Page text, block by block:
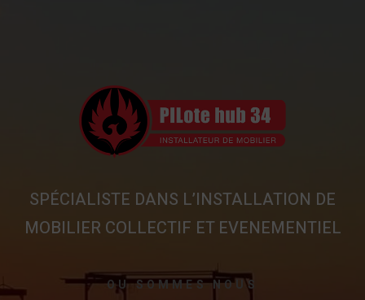
SPÉCIALISTE DANS L’INSTALLATION DE
MOBILIER COLLECTIF ET EVENEMENTIEL
OU SOMMES NOUS